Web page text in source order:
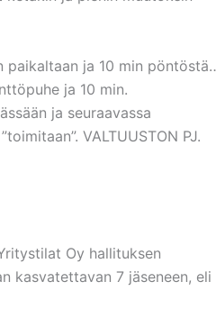
paikaltaan ja 10 min
ja 10 min.
ja seuraavassa
VALTUUSTON PJ.
Oy hallituksen
kasvatettavan 7 jäseneen, eli